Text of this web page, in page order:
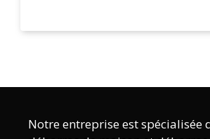
Notre entreprise est spécialisée